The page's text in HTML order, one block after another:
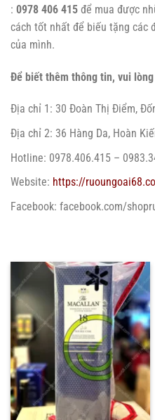
: 0978 406 415 để mua được
cách tốt nhất để biếu tặng các
của mình.
Để biết thêm thông tin, vui
Địa chỉ 1: 30 Đoàn Thị Điểm,
Địa chỉ 2: 36 Hàng Da, Hoàn
Hotline: 0978.406.415 –
Website: https://
Facebook: facebook.com/